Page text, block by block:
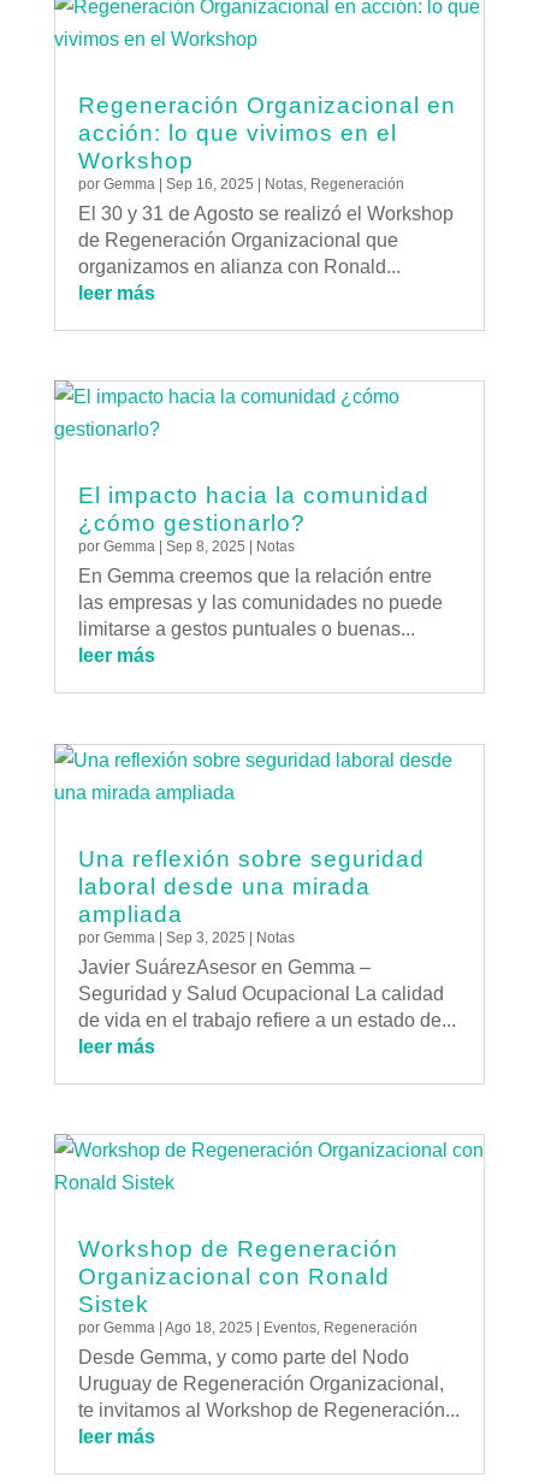
Regeneración Organizacional en
acción: lo que vivimos en el
Workshop
por Gemma| Sep 16, 2025 Notas, Regeneración
El 30 y 31 de Agosto se realizó el Workshop
de Regeneración Organizacional que
organizamos en alianza con Ronald...
leer más
El impacto hacia la comunidad
¿cómo gestionarlo?
por Gemma| Sep 8, 2025 Notas
En Gemma creemos que la relación entre
las empresas y las comunidades no puede
limitarse a gestos puntuales o buenas...
leer más
Una reflexión sobre seguridad
laboral desde una mirada
ampliada
por Gemma | Sep 3, 2025 | Notas
Javier SuárezAsesor en Gemma –
Seguridad y Salud Ocupacional La calidad
de vida en el trabajo refiere a un estado de...
leer más
Workshop de Regeneración
Organizacional con Ronald
Sistek
por Gemma| Ago 18, 2025 | Eventos, Regeneración
Desde Gemma, y como parte del Nodo
Uruguay de Regeneración Organizacional,
te invitamos al Workshop de Regeneración...
leer más